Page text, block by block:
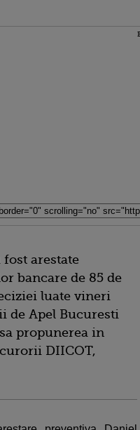
fost arestate
bancare de 85 de
luate vineri
de Apel Bucuresti
propunerea in
DIICOT,